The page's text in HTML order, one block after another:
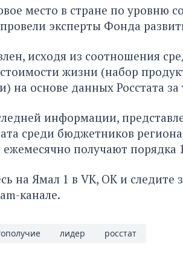
место в стране по уровню
эксперты Фонда
исходя из соотношения
жизни (набор
на основе данных Росстата за
информации,
среди бюджетников
получают порядка
на Ямал 1 в VK, ОКи следите
канале.
лидер росстат